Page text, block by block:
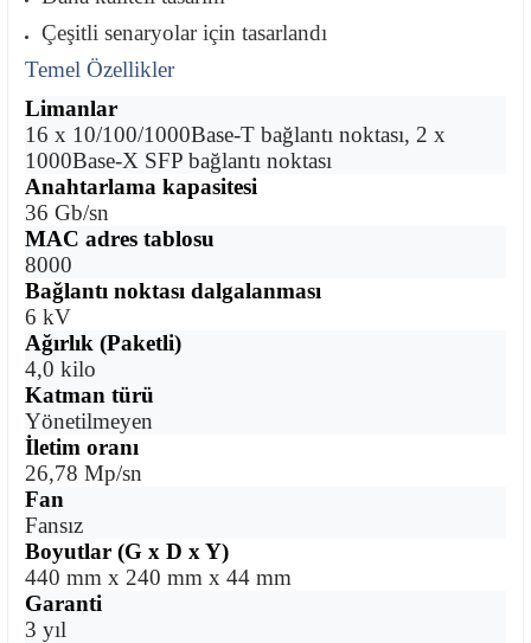
Çeşitli senaryolar için tasarlandı
Temel Özellikler
Limanlar
16 x 10/100/1000Base-T bağlantı noktası, 2 x
1000Base-X SFP bağlantı noktası
Anahtarlama kapasitesi
36 Gb/sn
MAC adres tablosu
8000
Bağlantı noktası dalgalanması
6 kV
Ağırlık (Paketli)
4,0 kilo
Katman türü
Yönetilmeyen
İletim oranı
26,78 Mp/sn
Fan
Fansız
Boyutlar (G x D x Y)
440 mm x 240 mm x 44 mm
Garanti
3 yıl